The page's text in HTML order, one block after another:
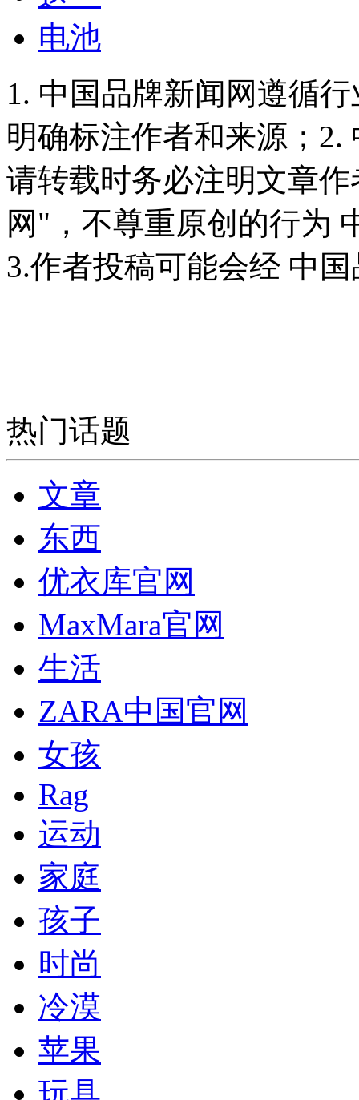
电池
1. 中国品牌新闻网遵循
明确标注作者和来源；
请转载时务必注明文章
网"，不尊重原创的行为
3.作者投稿可能会经 中
热门话题
文章
东西
优衣库官网
MaxMara官网
生活
ZARA中国官网
女孩
Rag
运动
家庭
孩子
时尚
冷漠
苹果
玩具